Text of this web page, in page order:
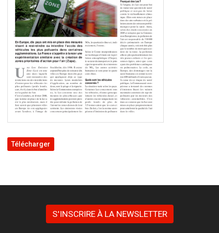
Télécharger
S'INSCRIRE À LA NEWSLETTER